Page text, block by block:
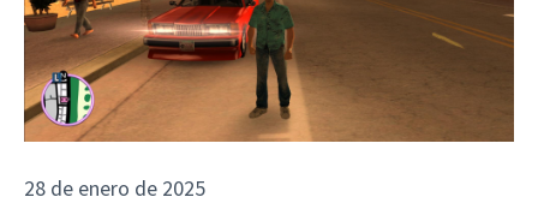
28 de enero de 2025